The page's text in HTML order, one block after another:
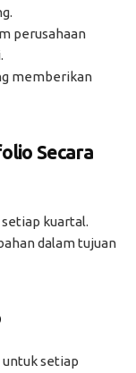
perusahaan
memberikan
Secara
kuartal.
dalam tujuan
setiap